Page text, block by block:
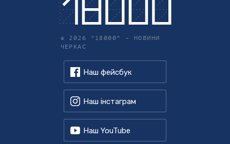
© 2026 "18000" – НОВИНИ
ЧЕРКАС
Наш фейсбук
Наш інстаграм
Наш YouTube